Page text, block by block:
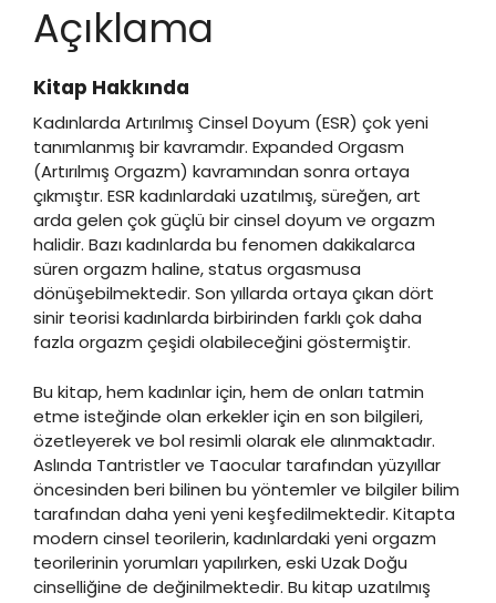
Açıklama
Kitap Hakkında
Kadınlarda Artırılmış Cinsel Doyum (ESR) çok yeni
tanımlanmış bir kavramdır. Expanded Orgasm
(Artırılmış Orgazm) kavramından sonra ortaya
çıkmıştır. ESR kadınlardaki uzatılmış, süreğen, art
arda gelen çok güçlü bir cinsel doyum ve orgazm
halidir. Bazı kadınlarda bu fenomen dakikalarca
süren orgazm haline, status orgasmusa
dönüşebilmektedir. Son yıllarda ortaya çıkan dört
sinir teorisi kadınlarda birbirinden farklı çok daha
fazla orgazm çeşidi olabileceğini göstermiştir.
Bu kitap, hem kadınlar için, hem de onları tatmin
etme isteğinde olan erkekler için en son bilgileri,
özetleyerek ve bol resimli olarak ele alınmaktadır.
Aslında Tantristler ve Taocular tarafından yüzyıllar
öncesinden beri bilinen bu yöntemler ve bilgiler bilim
tarafından daha yeni yeni keşfedilmektedir. Kitapta
modern cinsel teorilerin, kadınlardaki yeni orgazm
teorilerinin yorumları yapılırken, eski Uzak Doğu
cinselliğine de değinilmektedir. Bu kitap uzatılmış